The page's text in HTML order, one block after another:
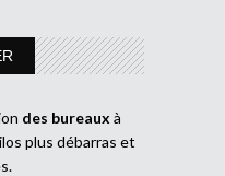
des bureaux à
plus débarras et